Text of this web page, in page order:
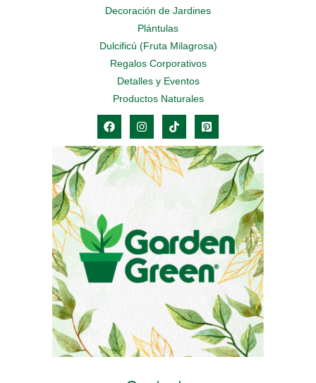
Decoración de Jardines
Plántulas
Dulcificú (Fruta Milagrosa)
Regalos Corporativos
Detalles y Eventos
Productos Naturales